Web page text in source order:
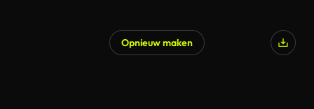
Opnieuw maken